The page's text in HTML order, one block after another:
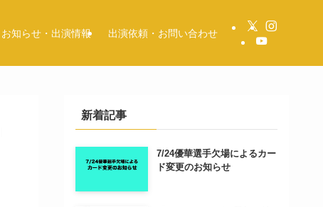
お知らせ・出演情報 出演依頼・お問い合わせ
新着記事
7/24優華選手欠場によるカー
ド変更のお知らせ